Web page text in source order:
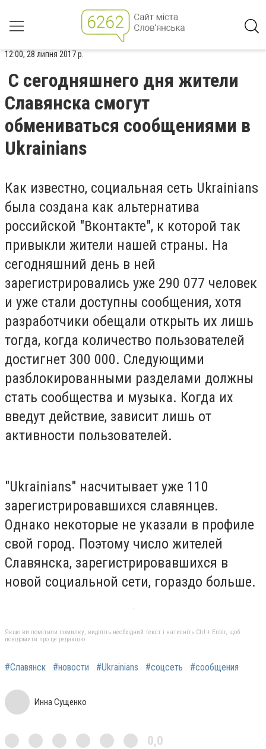
12:00, 28 липня 2017 р.
С сегодняшнего дня жители
Славянска смогут
обмениваться сообщениями в
Ukrainians
Как известно, социальная сеть Ukrainians
была создана как альтернатива
российской "Вконтакте", к которой так
привыкли жители нашей страны. На
сегодняшний день в ней
зарегистрировались уже 290 077 человек
и уже стали доступны сообщения, хотя
разработчики обещали открыть их лишь
тогда, когда количество пользователей
достигнет 300 000. Следующими
разблокированными разделами должны
стать сообщества и музыка. Когда их
введут действие, зависит лишь от
активности пользователей.
"Ukrainians" насчитывает уже 110
зарегистрировавшихся славянцев.
Однако некоторые не указали в профиле
свой город. Поэтому число жителей
Славянска, зарегистрировавшихся в
новой социальной сети, гораздо больше.
Якщо ви помітили помилку, виділіть необхідний текст і натисніть Ctrl + Enter, щоб
повідомити про це редакцію
#Славянск #новости #Ukrainians #соцсеть #сообщения
Инна Сущенко
0,0